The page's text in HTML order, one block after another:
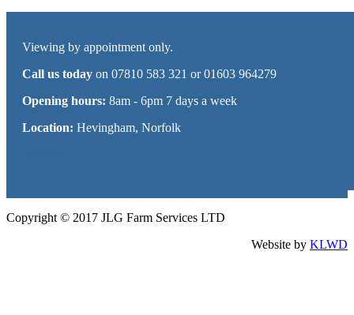
Viewing by appointment only.
Call us today on 07810 583 321 or 01603 964279
Opening hours: 8am - 6pm 7 days a week
Location: Hevingham, Norfolk
Copyright © 2017 JLG Farm Services LTD
Website by KLWD